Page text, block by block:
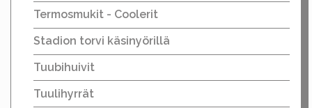
Termosmukit - Coolerit
Stadion torvi käsinyörillä
Tuubihuivit
Tuulihyrrät